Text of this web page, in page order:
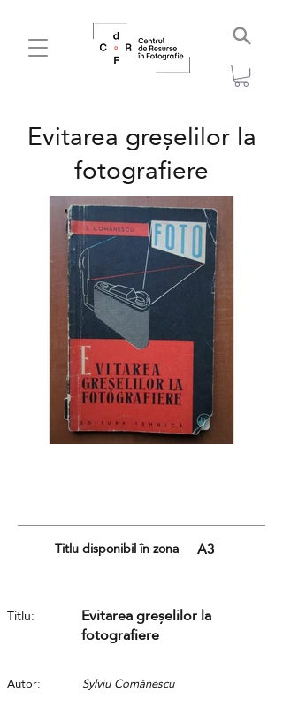
Evitarea greșelilor la
fotografiere
Titlu disponibil în zona A3
Titlu:
Evitarea greșelilor la
fotografiere
Autor:
Sylviu Comănescu